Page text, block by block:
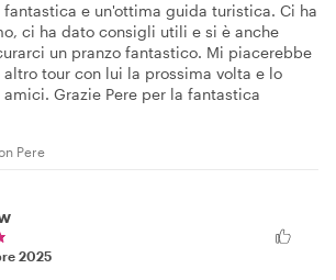
fantastica e un'ottima guida turistica. Ci ha
ci ha dato consigli utili e si è anche
un pranzo fantastico. Mi piacerebbe
tour con lui la prossima volta e lo
Grazie Pere per la fantastica
Pere
2025